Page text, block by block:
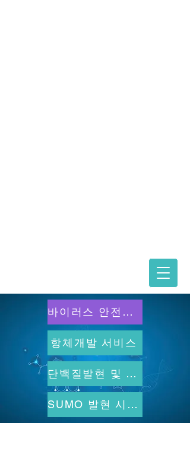
바이러스 안전성 평가
항체개발 서비스
단백질발현 및 생산서비스
SUMO 발현 시스템